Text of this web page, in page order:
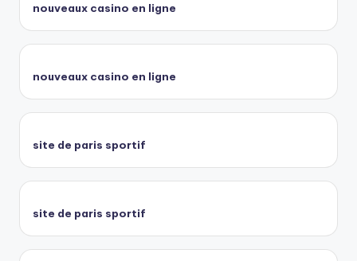
nouveaux casino en ligne
nouveaux casino en ligne
site de paris sportif
site de paris sportif